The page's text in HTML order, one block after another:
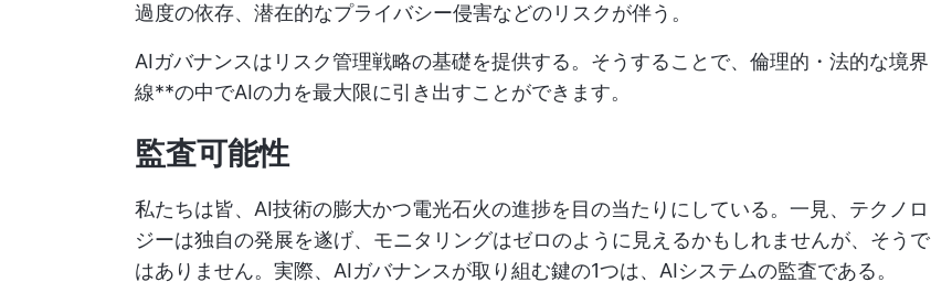
過度の依存、潜在的なプライバシー侵害などのリスクが伴う。
AIガバナンスはリスク管理戦略の基礎を提供する。そうすることで、倫理的・法的な境界
線**の中でAIの力を最大限に引き出すことができます。
監査可能性
私たちは皆、AI技術の膨大かつ電光石火の進捗を目の当たりにしている。一見、テクノロ
ジーは独自の発展を遂げ、モニタリングはゼロのように見えるかもしれませんが、そうで
はありません。実際、AIガバナンスが取り組む鍵の1つは、AIシステムの監査である。